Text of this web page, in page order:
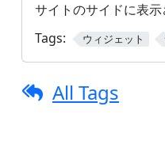
サイトのサイドに表示
Tags:
ウィジェット
All Tags